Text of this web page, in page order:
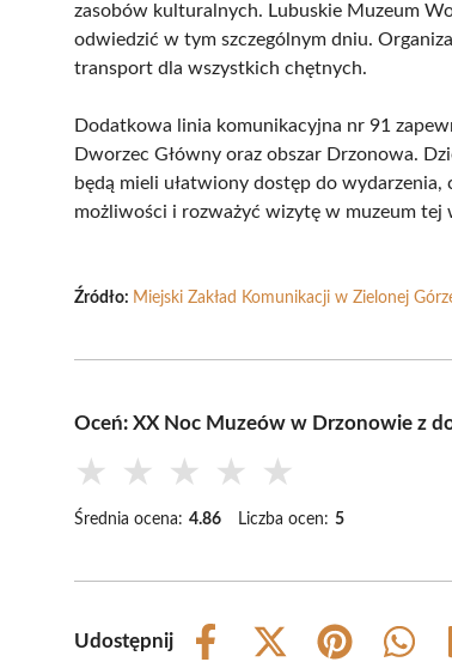
zasobów kulturalnych. Lubuskie Muzeum
odwiedzić w tym szczególnym dniu.
transport dla wszystkich chętnych.
Dodatkowa linia komunikacyjna nr 91
Dworzec Główny oraz obszar Drzonowa.
będą mieli ułatwiony dostęp do
możliwości i rozważyć wizytę w muzeum tej
Źródło: Miejski Zakład Komunikacji w Zielonej
Oceń: XX Noc Muzeów w Drzonowie z
★ ★ ★ ★ ★
Średnia ocena: 4.86 Liczba ocen: 5
Udostępnij
Share
Share
Share
Share